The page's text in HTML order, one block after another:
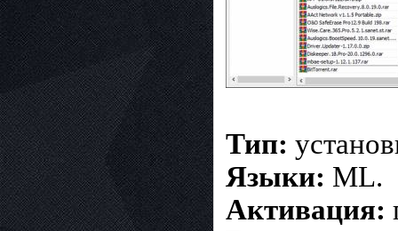
Тип:
Языки: ML.
Активация: